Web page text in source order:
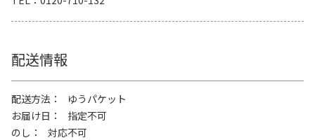
配送情報
配送方法
ゆうパケット
お届け日
指定不可
のし
対応不可